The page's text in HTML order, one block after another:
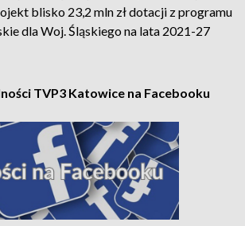
blisko 23,2 mln zł dotacji z programu
dla Woj. Śląskiego na lata 2021-27
TVP3 Katowice na Facebooku